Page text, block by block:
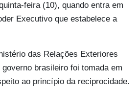
feira (10), quando entra em
Executivo que estabelece a
das Relações Exteriores
brasileiro foi tomada em
ao princípio da reciprocidade.